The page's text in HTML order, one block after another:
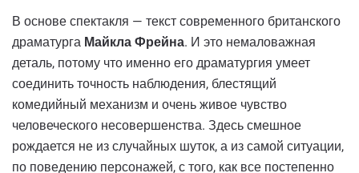
В основе спектакля — текст современного британского
драматурга Майкла Фрейна. И это немаловажная
деталь, потому что именно его драматургия умеет
соединить точность наблюдения, блестящий
комедийный механизм и очень живое чувство
человеческого несовершенства. Здесь смешное
рождается не из случайных шуток, а из самой ситуации,
по поведению персонажей, с того, как все постепенно